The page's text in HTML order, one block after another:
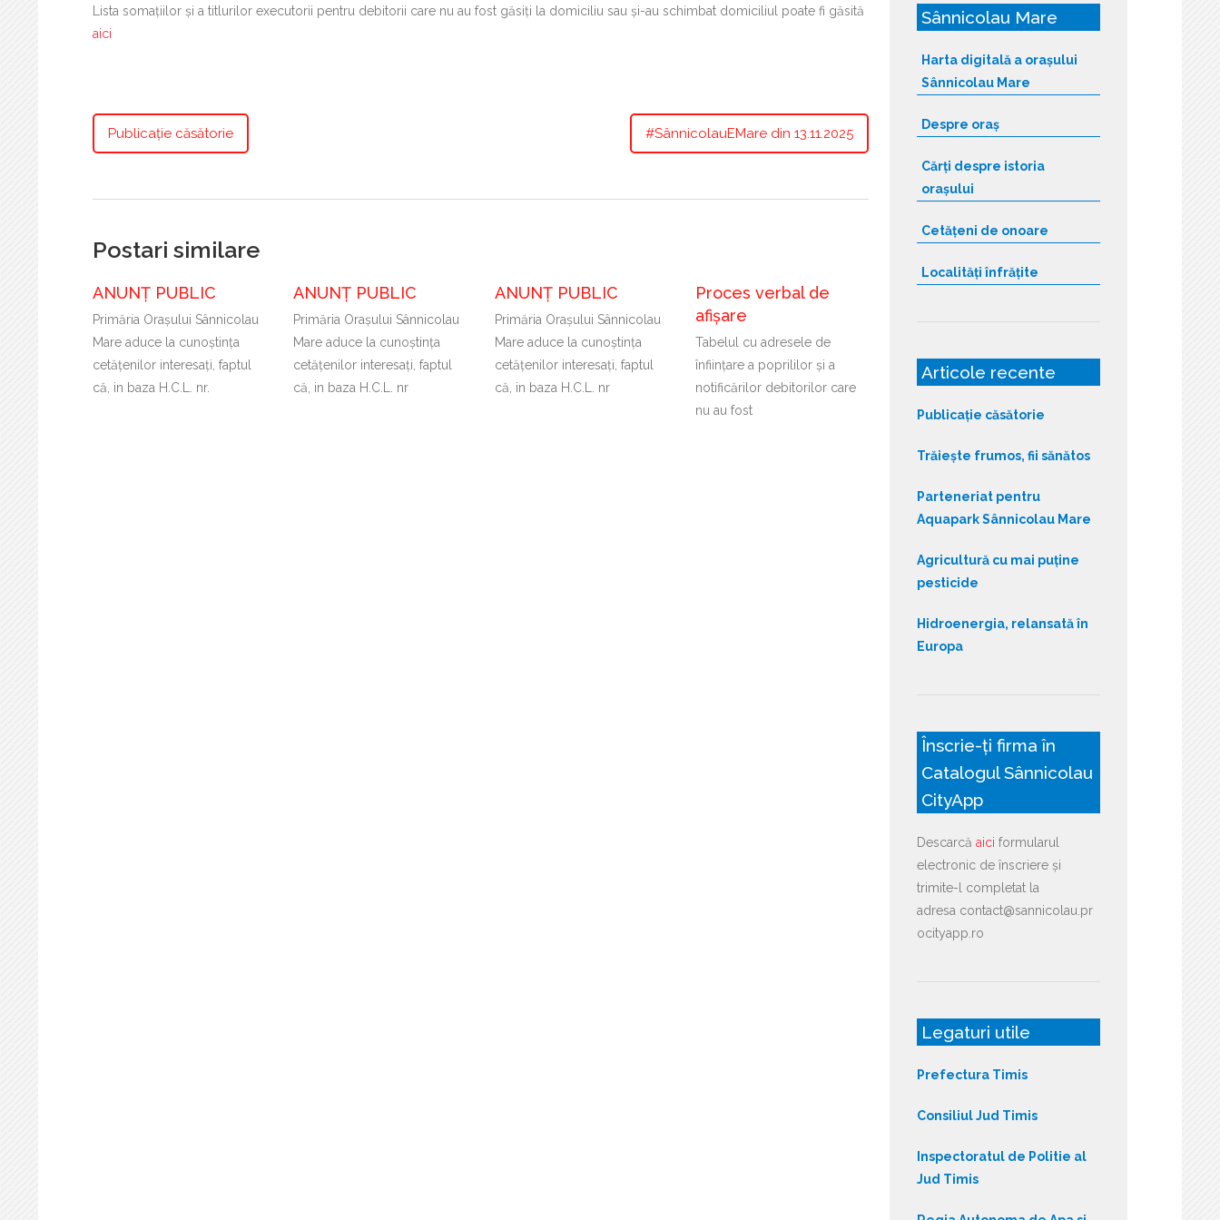
Lista somațiilor și a titlurilor executorii pentru debitorii care nu au fost găsiți la domiciliu sau și-au schimbat domiciliul poate fi găsită
aici
Publicație căsătorie #SânnicolauEMare din 13.11.2025
Postari similare
ANUNȚ PUBLIC
Primăria Oraşului Sânnicolau
Mare aduce la cunoştinţa
cetăţenilor interesaţi, faptul
că, in baza H.C.L. nr.
ANUNȚ PUBLIC
Primăria Oraşului Sânnicolau
Mare aduce la cunoştinţa
cetăţenilor interesaţi, faptul
că, in baza H.C.L. nr
ANUNȚ PUBLIC
Primăria Oraşului Sânnicolau
Mare aduce la cunoştinţa
cetăţenilor interesaţi, faptul
că, in baza H.C.L. nr
Proces verbal de
afișare
Tabelul cu adresele de
înființare a poprililor și a
notificărilor debitorilor care
nu au fost
Sânnicolau Mare
Harta digitală a orașului
Sânnicolau Mare
Despre oraș
Cărți despre istoria
orașului
Cetățeni de onoare
Localități înfrățite
Articole recente
Publicație căsătorie
Trăiește frumos, fii sănătos
Parteneriat pentru
Aquapark Sânnicolau Mare
Agricultură cu mai puține
pesticide
Hidroenergia, relansată în
Europa
Înscrie-ți firma în
Catalogul Sânnicolau
CityApp
Descarcă aici formularul
electronic de înscriere și
trimite-l completat la
adresa contact@sannicolau.pr
ocityapp.ro
Legaturi utile
Prefectura Timis
Consiliul Jud Timis
Inspectoratul de Politie al
Jud Timis